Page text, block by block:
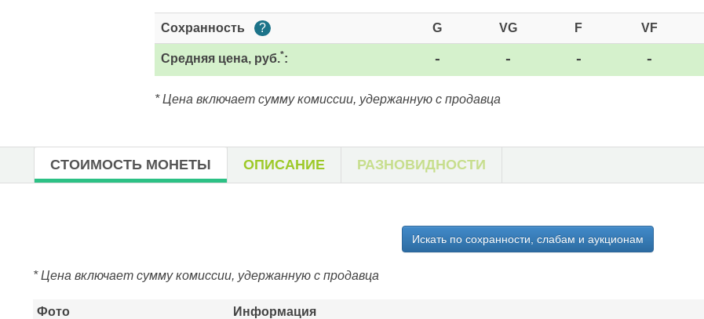
Сохранность ? G VG F VF
Средняя цена, руб.*: - - - -
* Цена включает сумму комиссии, удержанную с продавца
СТОИМОСТЬ МОНЕТЫ ОПИСАНИЕ РАЗНОВИДНОСТИ
Искать по сохранности, слабам и аукционам
* Цена включает сумму комиссии, удержанную с продавца
Фото Информация